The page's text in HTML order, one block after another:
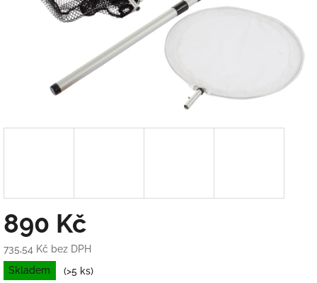
890 Kč
735,54 Kč bez DPH
Měrná
cena:
Skladem (>5 ks)